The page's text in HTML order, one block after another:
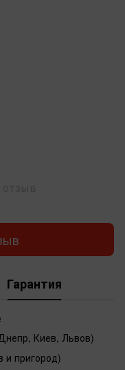
Гарантия
Киев, Львов)
и пригород)